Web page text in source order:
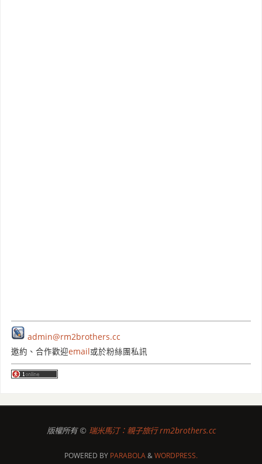
admin@rm2brothers.cc
邀約、合作歡迎email或於粉絲團私訊
版權所有 © 瑞米馬汀：親子旅行 rm2brothers.cc
POWERED BY PARABOLA&WORDPRESS.